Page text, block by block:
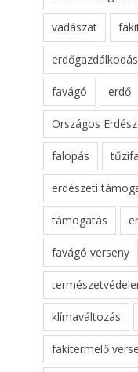
vadászat
erdőgazdálkodás
favágó erdő
Országos
falopás tűzifa
erdészeti
támogatás
favágó verseny
klímaváltozás
fakitermelő